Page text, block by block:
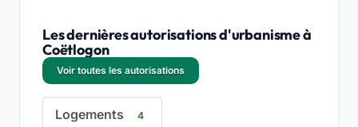
Les dernières autorisations d'urbanisme à
Coëtlogon
Voir toutes les autorisations
Logements 4